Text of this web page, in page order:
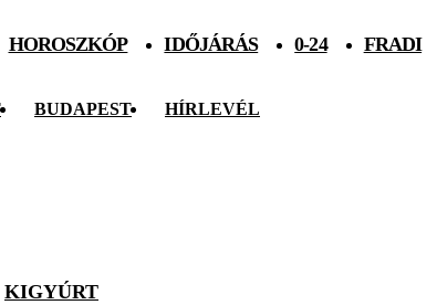
HOROSZKÓP IDŐJÁRÁS 0-24 FRADI
BUDAPEST HÍRLEVÉL
KIGYÚRT